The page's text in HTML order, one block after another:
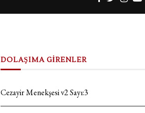
DOLAŞIMA GİRENLER
Cezayir Menekşesi v2 Sayı:3